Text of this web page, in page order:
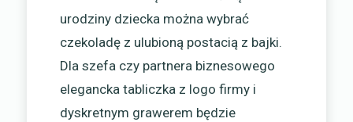
urodziny dziecka można wybrać
czekoladę z ulubioną postacią z bajki.
Dla szefa czy partnera biznesowego
elegancka tabliczka z logo firmy i
dyskretnym grawerem będzie